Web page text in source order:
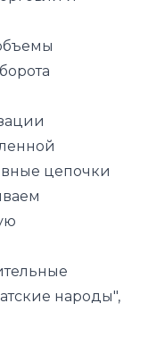
цепочки
народы",